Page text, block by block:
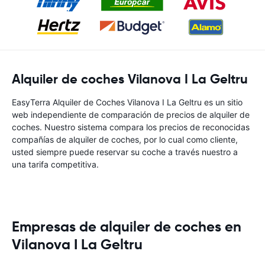
Alquiler de coches Vilanova I La Geltru
EasyTerra Alquiler de Coches Vilanova I La Geltru es un sitio
web independiente de comparación de precios de alquiler de
coches. Nuestro sistema compara los precios de reconocidas
compañías de alquiler de coches, por lo cual como cliente,
usted siempre puede reservar su coche a través nuestro a
una tarifa competitiva.
Empresas de alquiler de coches en
Vilanova I La Geltru